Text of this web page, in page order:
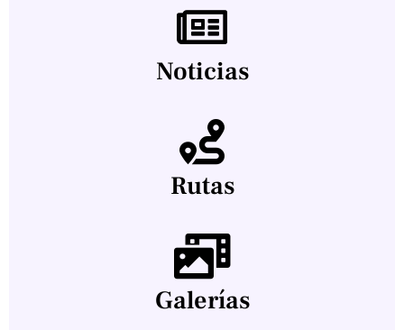
Noticias
Rutas
Galerías